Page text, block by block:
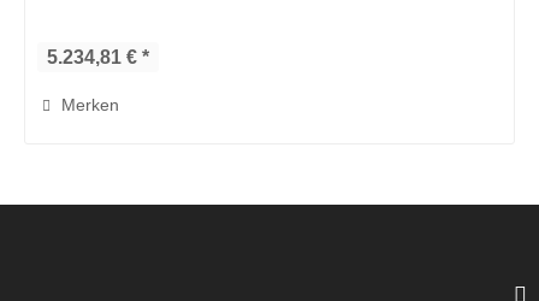
5.234,81 € *
Merken